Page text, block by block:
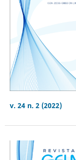
v. 24 n. 2 (2022)